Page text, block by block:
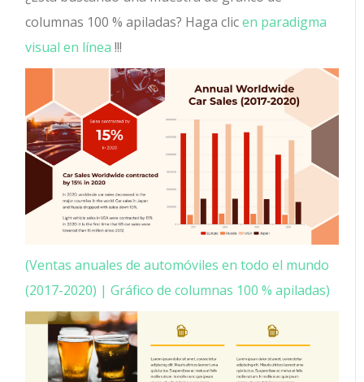
columnas 100 % apiladas? Haga clicen paradigma
visual en línea !!!
(Ventas anuales de automóviles en todo el mundo
(2017-2020) | Gráfico de columnas 100 % apiladas)